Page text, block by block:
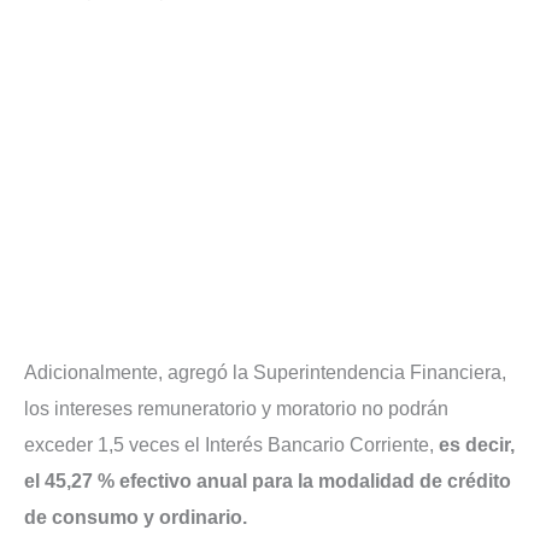
Adicionalmente, agregó la Superintendencia Financiera,
los intereses remuneratorio y moratorio no podrán
exceder 1,5 veces el Interés Bancario Corriente, es decir,
el 45,27 % efectivo anual para la modalidad de crédito
de consumo y ordinario.